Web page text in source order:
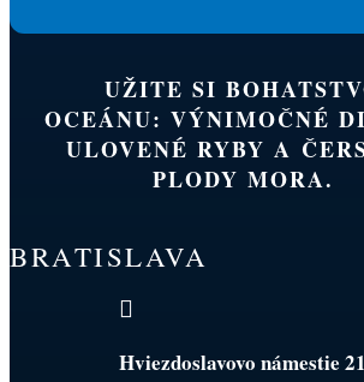
UŽITE SI
OCEÁNU: VÝNIMOČNÉ
ULOVENÉ RYBY A
PLODY MORA.
BRATISLAVA

Hviezdoslavovo námestie 21